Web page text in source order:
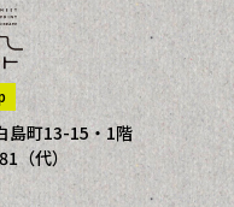
島町13-15・1階
（代）